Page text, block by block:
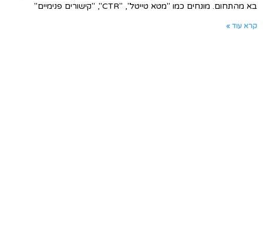
בא מהתחום. מונחים כמו "מטא טייטל", "CTR", "קישורים פנימיים"
קרא עוד »